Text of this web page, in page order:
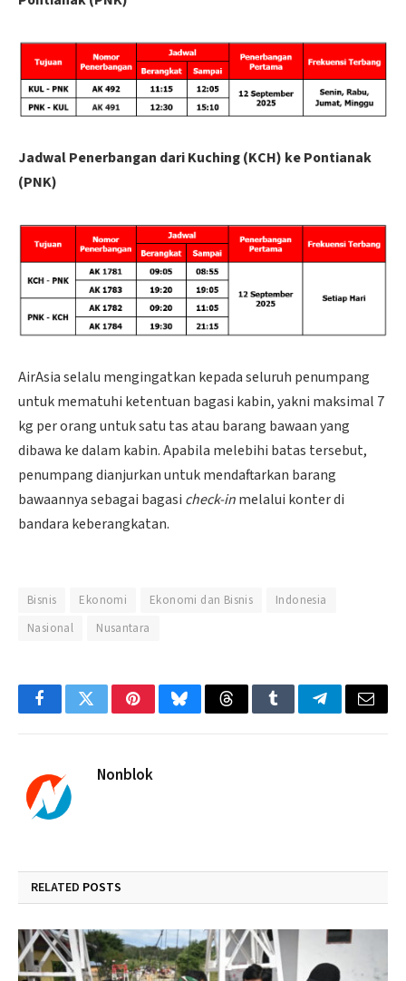
Jadwal Penerbangan dari Kuching (KCH) ke Pontianak
(PNK)
AirAsia selalu mengingatkan kepada seluruh penumpang
untuk mematuhi ketentuan bagasi kabin, yakni maksimal 7
kg per orang untuk satu tas atau barang bawaan yang
dibawa ke dalam kabin. Apabila melebihi batas tersebut,
penumpang dianjurkan untuk mendaftarkan barang
bawaannya sebagai bagasi check-inmelalui konter di
bandara keberangkatan.
Bisnis Ekonomi Ekonomi dan Bisnis
Indonesia
Nasional
Nusantara
FacebookTwitterPinterestBlueskyThreadsTumblrTelegramEmail
Nonblok
RELATED POSTS